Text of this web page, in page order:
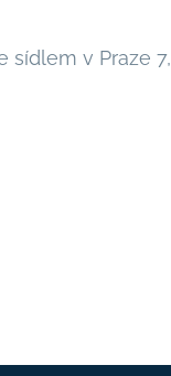
v Praze